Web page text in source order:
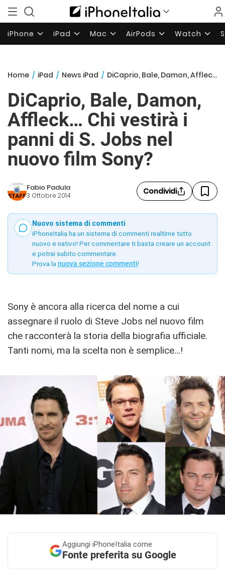
iPhone iPad Mac AirPods Watch
Home / iPad / News iPad / DiCaprio, Bale, Damon, Affleck… Chi vestirà i panni di S. Jobs nel nuovo film Sony?
DiCaprio, Bale, Damon,
Affleck… Chi vestirà i
panni di S. Jobs nel
nuovo film Sony?
Fabio Padula
3 Ottobre 2014 Condividi
Nuovo sistema di commenti
iPhoneItalia ha un sistema di commenti realtime tutto
nuovo e nativo! Per commentare ti basta creare un account
e potrai subito commentare.
Prova la nuova sezione commenti!
Sony è ancora alla ricerca del nome a cui
assegnare il ruolo di Steve Jobs nel nuovo film
che racconterà la storia della biografia ufficiale.
Tanti nomi, ma la scelta non è semplice…!
Aggiungi iPhoneItalia come
Fonte preferita su Google